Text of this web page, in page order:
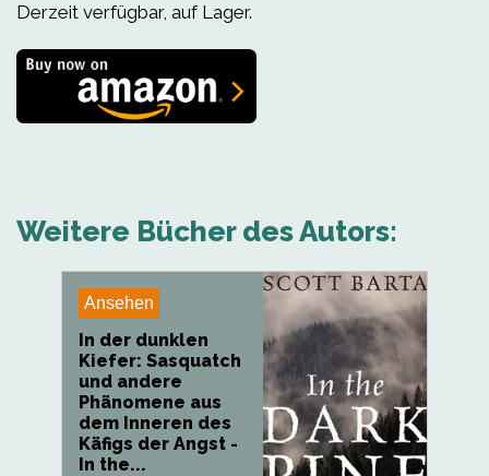
Derzeit verfügbar, auf Lager.
Weitere Bücher des Autors:
Ansehen
In der dunklen
Kiefer: Sasquatch
und andere
Phänomene aus
dem Inneren des
Käfigs der Angst -
In the...